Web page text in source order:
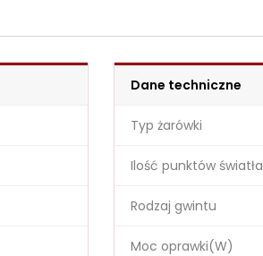
Dane techniczne
Typ żarówki
Ilość punktów światła
Rodzaj gwintu
Moc oprawki(W)